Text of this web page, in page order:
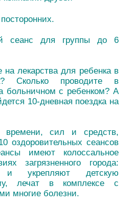
сеанс для группы до 6
на лекарства для ребенка в
Сколько проводите в
больничном с ребенком? А
10-дневная поездка на
времени, сил и средств,
оздоровительных сеансов
имеют колоссальное
загрязненного города:
и укрепляют детскую
лечат в комплексе с
многие болезни.